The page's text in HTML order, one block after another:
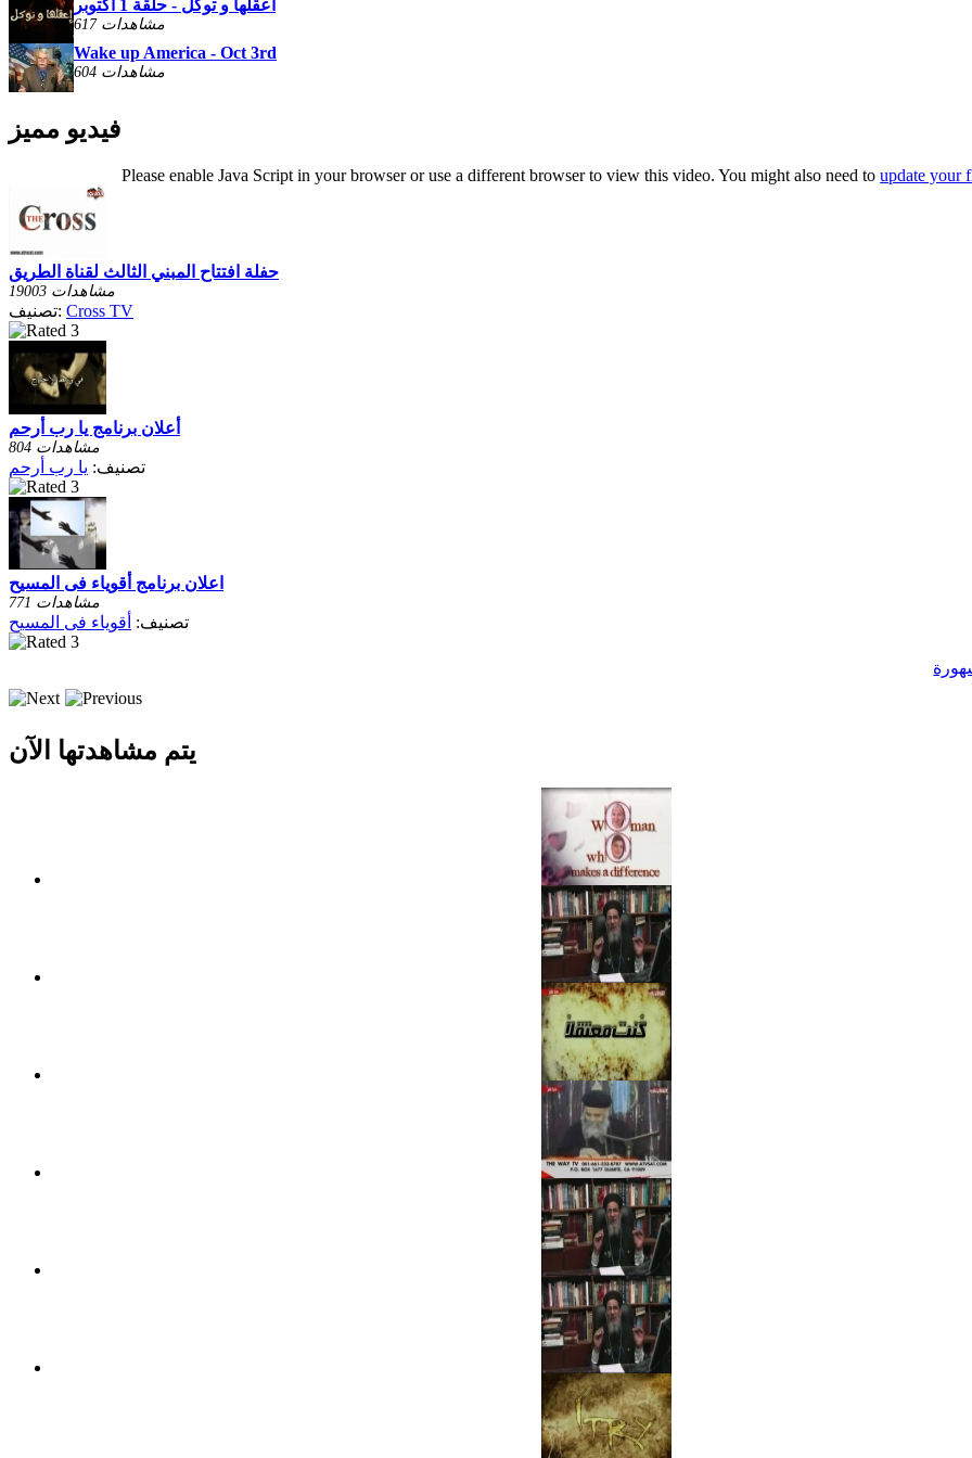
اعقلها و توكل - حلقة 1 أكتوبر
617 مشاهدات
Wake up America - Oct 3rd
604 مشاهدات
فيديو مميز
Please enable Java Script in your browser or use a different browser to view this video. You might also need toupdate your
حفلة افتتاح المبني الثالث لقناة الطريق
19003 مشاهدات
تصنيف: Cross TV
أعلان برنامج يا رب أرحم
804 مشاهدات
تصنيف: يا رب أرحم
اعلان برنامج أقوياء فى المسيح
771 مشاهدات
تصنيف: أقوياء فى المسيح
يتم مشاهدتها الآن